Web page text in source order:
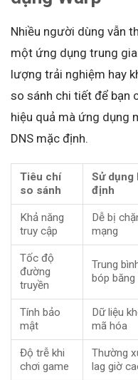
Nhiều người dùng vẫn
một ứng dụng trung
lượng trải nghiệm hay
so sánh chi tiết để bạn
hiệu quả mà ứng dụng
DNS mặc định.
Tiêu chí
so sánh
Sử dụng
định
Khả năng
truy cập
Dễ bị
mạng
Tốc độ
đường
truyền
Trung
bóp băng
Tính bảo
mật
Dữ liệu
mã hóa
Độ trễ khi
chơi game
Thường
lag giờ